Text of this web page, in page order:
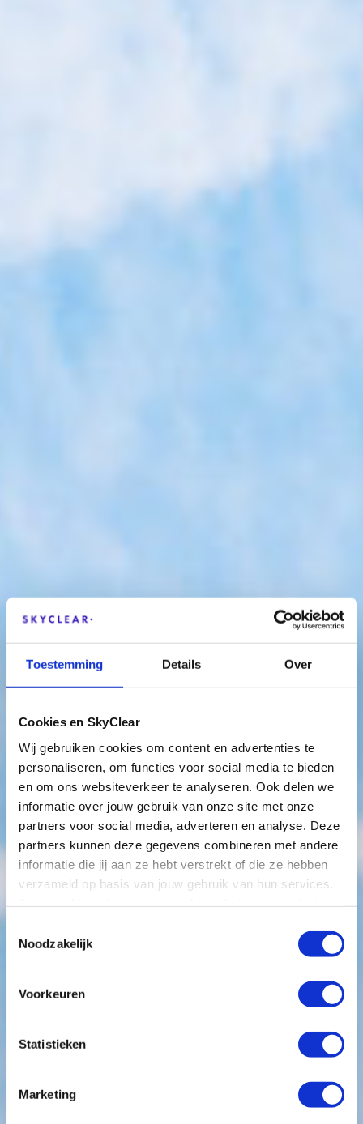
Toestemming Details Over
Cookies en SkyClear
Wij gebruiken cookies om content en advertenties te
personaliseren, om functies voor social media te bieden
en om ons websiteverkeer te analyseren. Ook delen we
informatie over jouw gebruik van onze site met onze
partners voor social media, adverteren en analyse. Deze
partners kunnen deze gegevens combineren met andere
informatie die jij aan ze hebt verstrekt of die ze hebben
verzameld op basis van jouw gebruik van hun services.
Noodzakelijk
Voorkeuren
Statistieken
Marketing
Continue verbetering
van je bedrijfs­
Voor het MKB is het cruciaal om voortdurend te
streven naar verbetering en efficiëntie. Maar hoe